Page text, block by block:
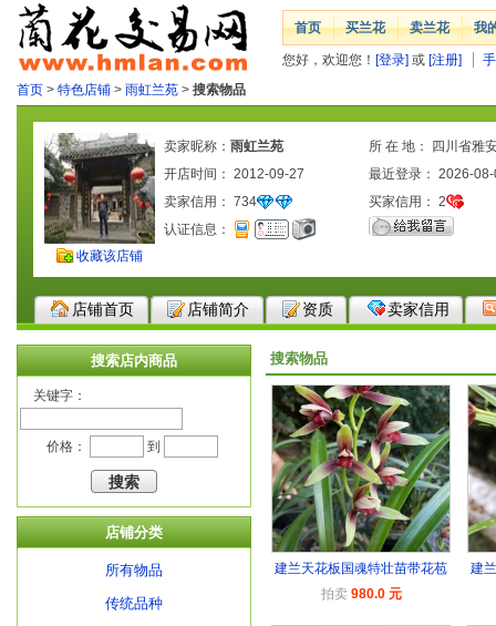
首页 买兰花 卖兰花 我
您好，欢迎您！ [登录] 或 [注册]
首页 > 特色店铺 > 雨虹兰苑 > 搜索物品
收藏该店铺
卖家昵称： 雨虹兰苑
所 在 地： 四川省雅
开店时间： 2012-09-27
最近登录： 2026-
卖家信用： 734 买家信用： 2
认证信息：
店铺首页 店铺简介 资质 卖家信用
搜索店内商品
关键字：
价格： 到
店铺分类
所有物品
传统品种
搜索物品
建兰天花板国魂特壮苗带花苞
拍卖 980.0 元
建